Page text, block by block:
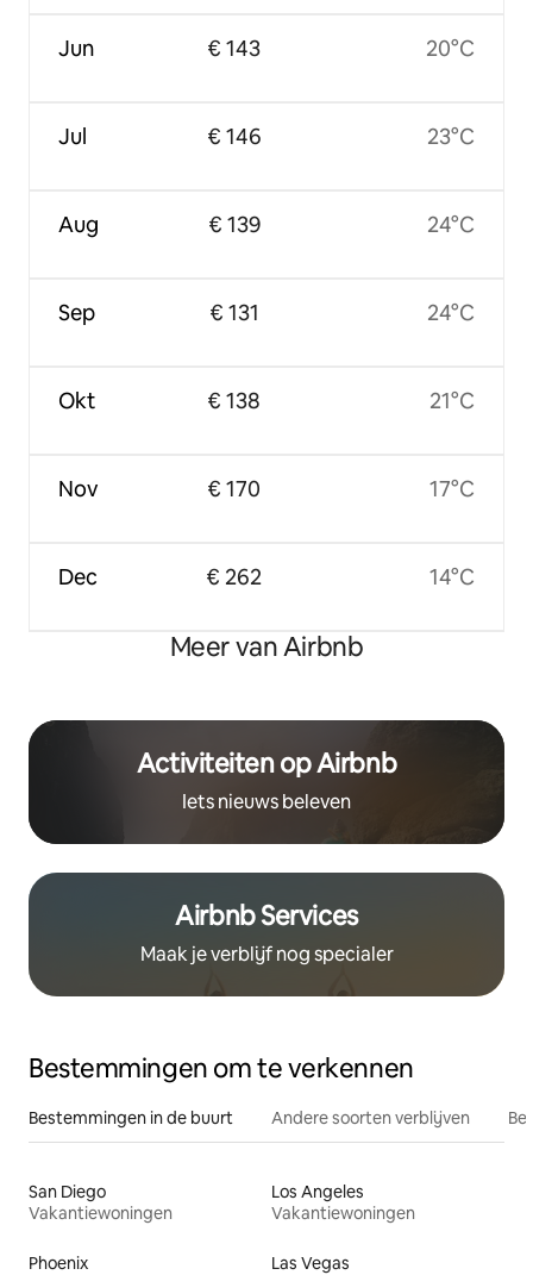
Jun
Jul
Aug
Sep
Okt
Nov
Dec
€ 143
€ 146
€ 139
€ 131
€ 138
€ 170
€ 262
20°C
23°C
24°C
24°C
21°C
17°C
14°C
Meer van Airbnb
Activiteiten op Airbnb
Iets nieuws beleven
Airbnb Services
Maak je verblijf nog specialer
Bestemmingen om te verkennen
Bestemmingen in de buurt Andere soorten verblijven
San Diego
Vakantiewoningen
Los Angeles
Vakantiewoningen
Phoenix
Las Vegas